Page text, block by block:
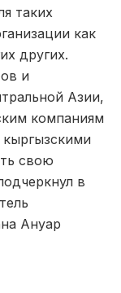
таких
как
других.
и
Азии,
компаниям
свою
в
Ануар